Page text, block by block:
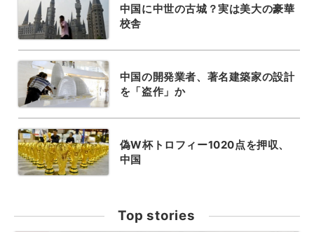
中国に中世の古城？実は美大の豪華
校舎
中国の開発業者、著名建築家の設計
を「盗作」か
偽W杯トロフィー1020点を押収、
中国
Top stories